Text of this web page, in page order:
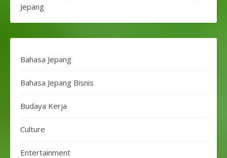
Jepang
Bahasa Jepang
Bahasa Jepang Bisnis
Budaya Kerja
Culture
Entertainment